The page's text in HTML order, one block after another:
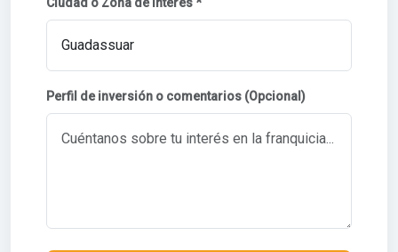
Perfil de inversión o comentarios (Opcional)